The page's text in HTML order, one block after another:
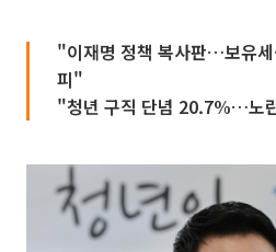
"이재명 정책 복사판…보유세
피"
"청년 구직 단념 20.7%…노